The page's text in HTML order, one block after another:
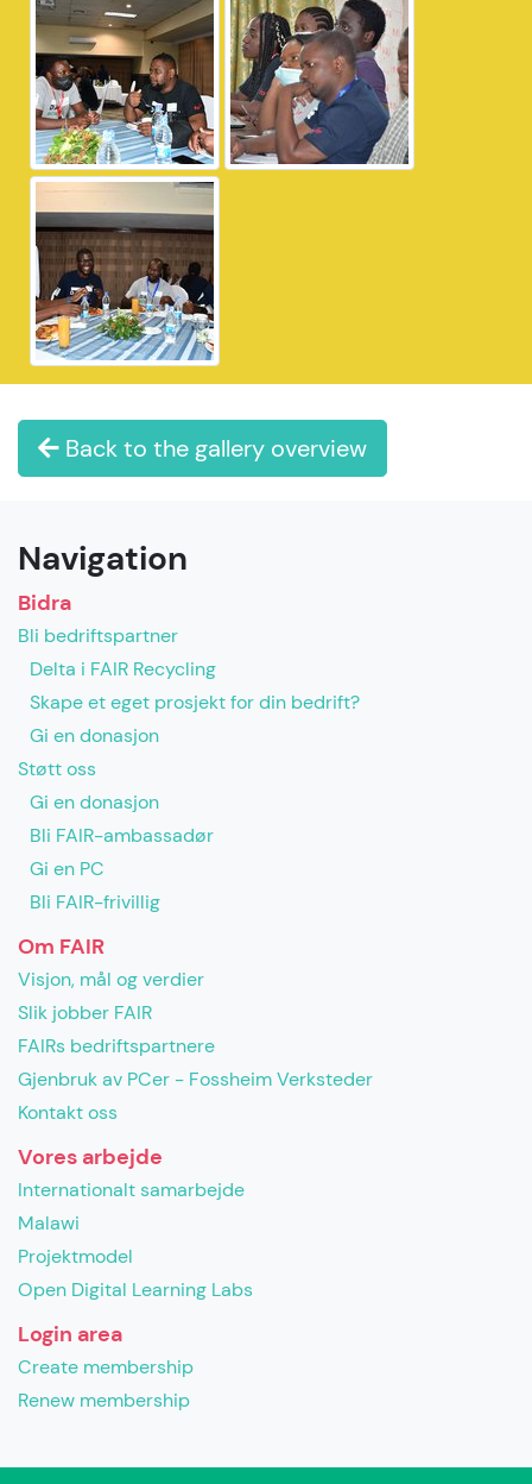
Back to the gallery overview
Navigation
Bidra
Bli bedriftspartner
Delta i FAIR Recycling
Skape et eget prosjekt for din bedrift?
Gi en donasjon
Støtt oss
Gi en donasjon
Bli FAIR-ambassadør
Gi en PC
Bli FAIR-frivillig
Om FAIR
Visjon, mål og verdier
Slik jobber FAIR
FAIRs bedriftspartnere
Gjenbruk av PCer - Fossheim Verksteder
Kontakt oss
Vores arbejde
Internationalt samarbejde
Malawi
Projektmodel
Open Digital Learning Labs
Login area
Create membership
Renew membership